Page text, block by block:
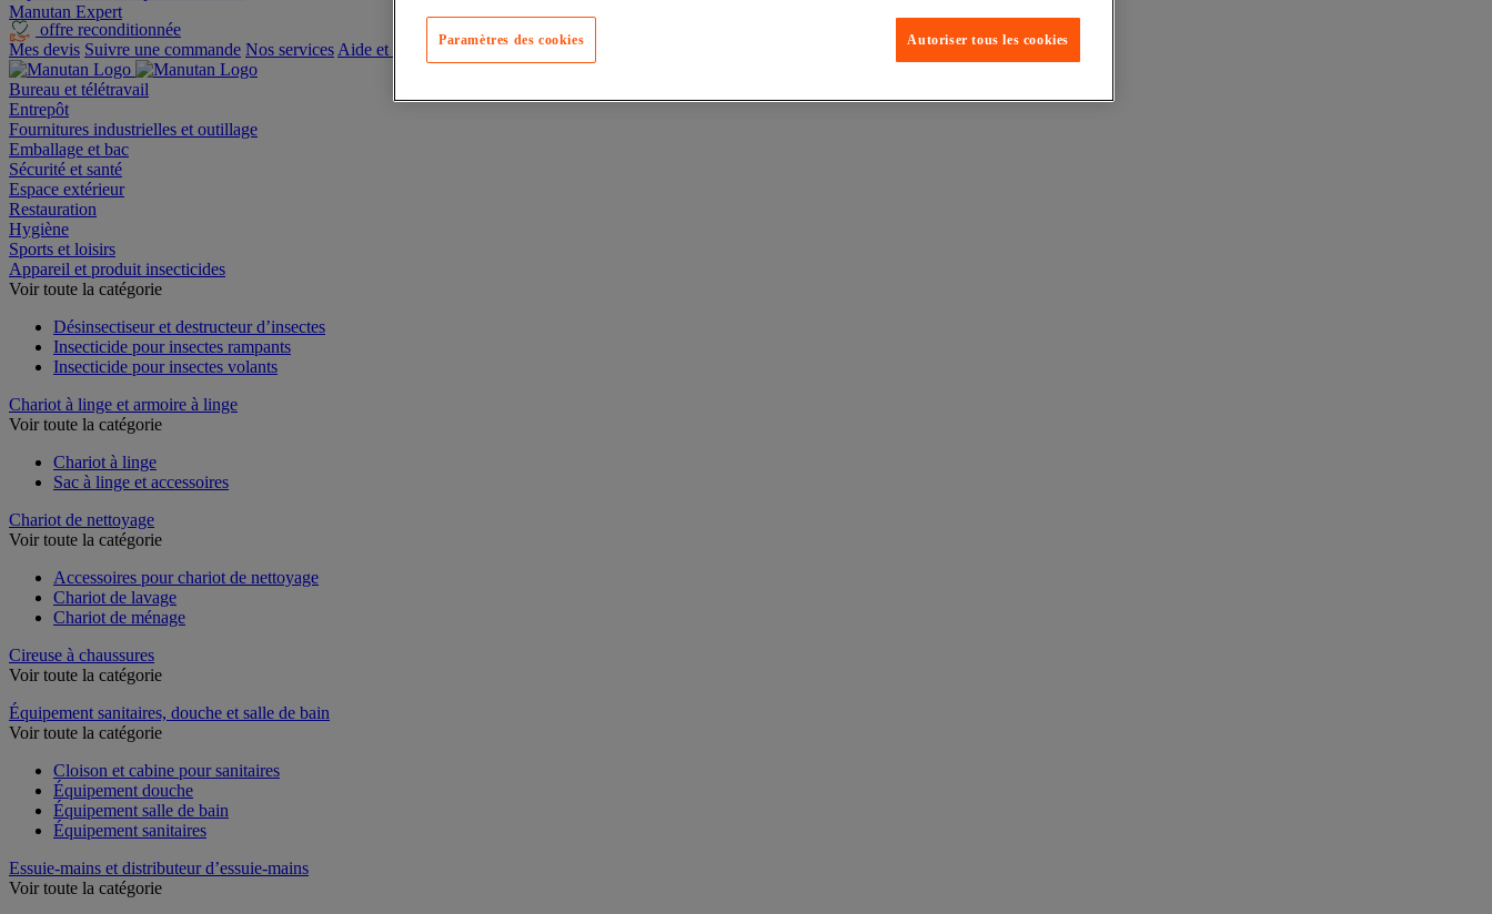
Manutan Expert
offre reconditionnée
Mes devis Suivre une commande Nos services Aide et contact
Bureau et télétravail
Entrepôt
Fournitures industrielles et outillage
Emballage et bac
Sécurité et santé
Espace extérieur
Restauration
Hygiène
Sports et loisirs
Appareil et produit insecticides
Voir toute la catégorie
Désinsectiseur et destructeur d’insectes
Insecticide pour insectes rampants
Insecticide pour insectes volants
Chariot à linge et armoire à linge
Voir toute la catégorie
Chariot à linge
Sac à linge et accessoires
Chariot de nettoyage
Voir toute la catégorie
Accessoires pour chariot de nettoyage
Chariot de lavage
Chariot de ménage
Cireuse à chaussures
Voir toute la catégorie
Équipement sanitaires, douche et salle de bain
Voir toute la catégorie
Cloison et cabine pour sanitaires
Équipement douche
Équipement salle de bain
Équipement sanitaires
Essuie-mains et distributeur d’essuie-mains
Voir toute la catégorie
Autoriser tous les cookies
Paramètres des cookies